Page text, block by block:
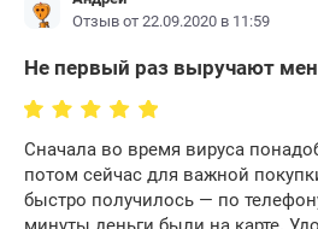
Отзыв от 22.09.2020 в 11:59
Не первый раз выручают
Сначала во время вируса
потом сейчас для важной
быстро получилось — по